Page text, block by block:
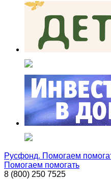
Русфонд. Помогаем
Помогаем помогать
8 (800) 250 7525